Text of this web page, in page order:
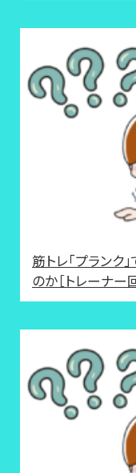
筋トレ「プランク
のか［トレーナー